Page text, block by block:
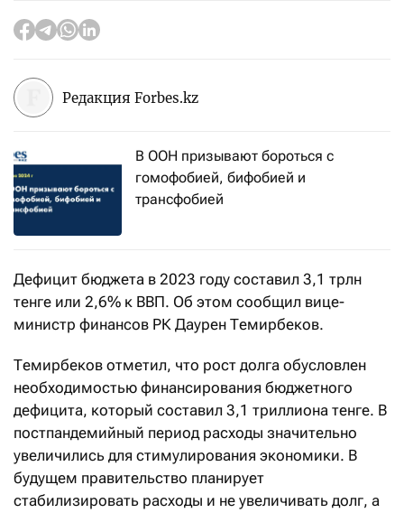
Редакция Forbes.kz
В ООН призывают бороться с
гомофобией, бифобией и
трансфобией
Дефицит бюджета в 2023 году составил 3,1 трлн
тенге или 2,6% к ВВП. Об этом сообщил вице-
министр финансов РК Даурен Темирбеков.
Темирбеков отметил, что рост долга обусловлен
необходимостью финансирования бюджетного
дефицита, который составил 3,1 триллиона тенге. В
постпандемийный период расходы значительно
увеличились для стимулирования экономики. В
будущем правительство планирует
стабилизировать расходы и не увеличивать долг, а